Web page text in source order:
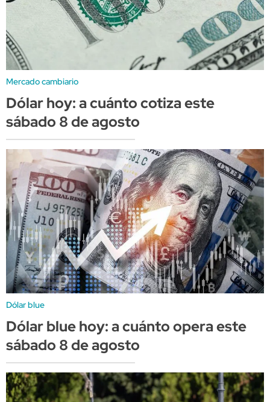
Mercado cambiario
Dólar hoy: a cuánto cotiza este
sábado 8 de agosto
Dólar blue
Dólar blue hoy: a cuánto opera este
sábado 8 de agosto